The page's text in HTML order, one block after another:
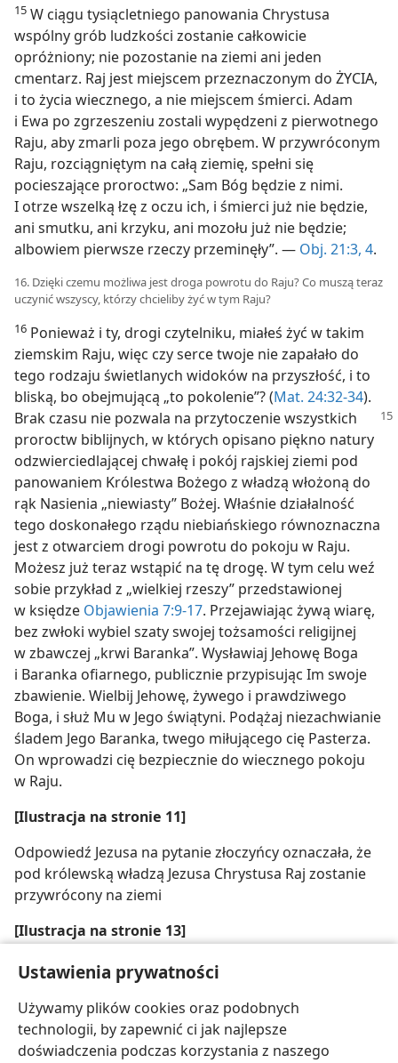
Ustawienia prywatności
Używamy plików cookies oraz podobnych
technologii, by zapewnić ci jak najlepsze
doświadczenia podczas korzystania z naszego
15 W ciągu tysiącletniego panowania Chrystusa
wspólny grób ludzkości zostanie całkowicie
opróżniony; nie pozostanie na ziemi ani jeden
cmentarz. Raj jest miejscem przeznaczonym do ŻYCIA,
i to życia wiecznego, a nie miejscem śmierci. Adam
i Ewa po zgrzeszeniu zostali wypędzeni z pierwotnego
Raju, aby zmarli poza jego obrębem. W przywróconym
Raju, rozciągniętym na całą ziemię, spełni się
pocieszające proroctwo: „Sam Bóg będzie z nimi.
I otrze wszelką łzę z oczu ich, i śmierci już nie będzie,
ani smutku, ani krzyku, ani mozołu już nie będzie;
albowiem pierwsze rzeczy przeminęły”. — Obj. 21:3, 4.
16. Dzięki czemu możliwa jest droga powrotu do Raju? Co muszą teraz
uczynić wszyscy, którzy chcieliby żyć w tym Raju?
16 Ponieważ i ty, drogi czytelniku, miałeś żyć w takim
ziemskim Raju, więc czy serce twoje nie zapałało do
tego rodzaju świetlanych widoków na przyszłość, i to
bliską, bo obejmującą „to pokolenie”? (Mat. 24:32-34).
Brak czasu nie pozwala na przytoczenie wszystkich
proroctw biblijnych, w których opisano piękno natury
odzwierciedlającej chwałę i pokój rajskiej ziemi pod
panowaniem Królestwa Bożego z władzą włożoną do
rąk Nasienia „niewiasty” Bożej. Właśnie działalność
tego doskonałego rządu niebiańskiego równoznaczna
jest z otwarciem drogi powrotu do pokoju w Raju.
Możesz już teraz wstąpić na tę drogę. W tym celu weź
sobie przykład z „wielkiej rzeszy” przedstawionej
w księdze Objawienia 7:9-17. Przejawiając żywą wiarę,
bez zwłoki wybiel szaty swojej tożsamości religijnej
w zbawczej „krwi Baranka”. Wysławiaj Jehowę Boga
i Baranka ofiarnego, publicznie przypisując Im swoje
zbawienie. Wielbij Jehowę, żywego i prawdziwego
Boga, i służ Mu w Jego świątyni. Podążaj niezachwianie
śladem Jego Baranka, twego miłującego cię Pasterza.
On wprowadzi cię bezpiecznie do wiecznego pokoju
w Raju.
[Ilustracja na stronie 11]
Odpowiedź Jezusa na pytanie złoczyńcy oznaczała, że
pod królewską władzą Jezusa Chrystusa Raj zostanie
przywrócony na ziemi
[Ilustracja na stronie 13]
„Wielka rzesza” tych, którzy przeżyją „ucisk”, znajdzie
się na drodze powrotnej do życia wiecznego
w pokojowym Raju i rozprzestrzeni go po całej ziemi